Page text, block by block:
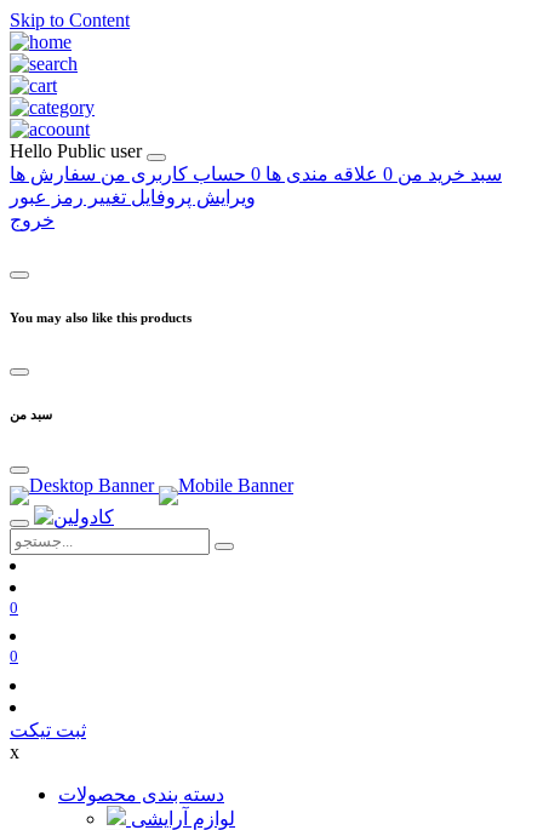
Skip to Content
Hello Public user
سبد خرید من 0 علاقه مندی ها 0 حساب کاربری من سفارش ها
ویرایش پروفایل تغییر رمز عبور
خروج
You may also like this products
سبد من
0
0
ثبت تیکت
x
دسته بندی محصولات
لوازم آرایشی